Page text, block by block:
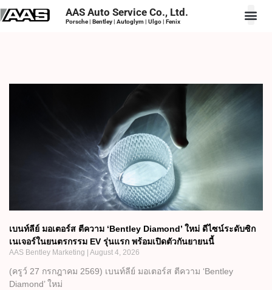
AAS Auto Service Co., Ltd.
Porsche | Bentley | Autoglym | Ulgo | Fenix
เบนท์ลีย์ มอเตอร์ส ตีความ ‘Bentley Diamond’ ใหม่ ดีไซน์ระดับซิก
เนเจอร์ในยนตรกรรม EV รุ่นแรก พร้อมเปิดตัวกันยายนนี้
AAS Bentley Marketing August 4, 2026
(ครูว์ 27 กรกฎาคม 2569) เบนท์ลีย์ มอเตอร์ส ตีความ ‘Bentley
Diamond’ ใหม่